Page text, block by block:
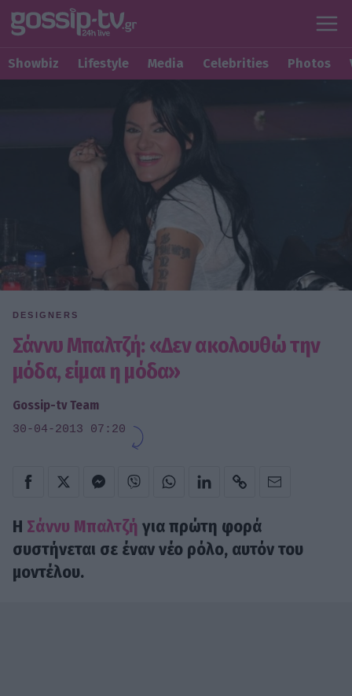
Showbiz Lifestyle Media Celebrities Photos
DESIGNERS
Σάννυ Μπαλτζή: «Δεν ακολουθώ την
μόδα, είμαι η μόδα»
Gossip-tv Team
30-04-2013 07:20
Η Σάννυ Μπαλτζή για πρώτη φορά
συστήνεται σε έναν νέο ρόλο, αυτόν του
μοντέλου.